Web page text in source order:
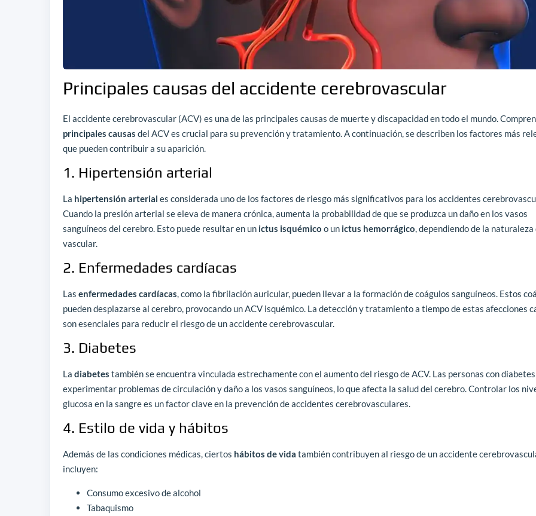
Principales causas del accidente cerebrovascular
El accidente cerebrovascular (ACV) es una de las principales causas de muerte y discapacidad en todo el mundo.
principales causas del ACV es crucial para su prevención y tratamiento. A continuación, se describen los factores más
que pueden contribuir a su aparición.
1. Hipertensión arterial
La hipertensión arterial es considerada uno de los factores de riesgo más significativos para los accidentes
Cuando la presión arterial se eleva de manera crónica, aumenta la probabilidad de que se produzca un daño en los vasos
sanguíneos del cerebro. Esto puede resultar en un ictus isquémico o un ictus hemorrágico, dependiendo de la naturaleza
vascular.
2. Enfermedades cardíacas
Las enfermedades cardíacas, como la fibrilación auricular, pueden llevar a la formación de coágulos sanguíneos. Estos
pueden desplazarse al cerebro, provocando un ACV isquémico. La detección y tratamiento a tiempo de estas afecciones
son esenciales para reducir el riesgo de un accidente cerebrovascular.
3. Diabetes
La diabetes también se encuentra vinculada estrechamente con el aumento del riesgo de ACV. Las personas con
experimentar problemas de circulación y daño a los vasos sanguíneos, lo que afecta la salud del cerebro. Controlar los
glucosa en la sangre es un factor clave en la prevención de accidentes cerebrovasculares.
4. Estilo de vida y hábitos
Además de las condiciones médicas, ciertos hábitos de vida también contribuyen al riesgo de un accidente
incluyen:
Consumo excesivo de alcohol
Tabaquismo